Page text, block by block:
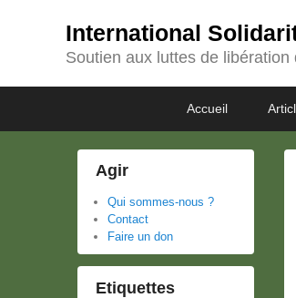
International
Soutien aux luttes de
menu
Accueil
Agir
Qui sommes-nous ?
Contact
Faire un don
Etiquettes